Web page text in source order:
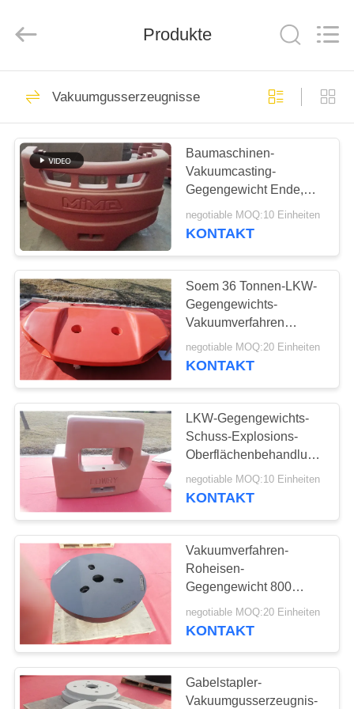
HAUS
PRODUKTE
ÜBER
UNS
FABRIK-
AUSFLUG
QUALITÄTSKONTROLLE
TRETEN
SIE
MIT
UNS
VERBINDUNG
NACHRICHTEN
FORDERN
SIE
EIN
ZITAT
Rights
by
Gussteile
Graue Eisengüsse
23
Fluglageanzeiger-
Castings
12
Gegengewicht
Produkte
Vakuumgusserzeugnisse
Baumaschinen-
Vakuumcasting-
Gegengewicht Ende,
welches die
ausreichende Kapazität
negotiable MOQ:10 Einheiten
KONTAKT
Soem 36 Tonnen-LKW-
Gegengewichts-
Vakuumverfahren
FC150 GG15 HT150 mit
der ausreichenden
negotiable MOQ:20 Einheiten
KONTAKT
LKW-Gegengewichts-
Schuss-Explosions-
Oberflächenbehandlung
Soem-Service des
Graueisen-GG150
negotiable MOQ:10 Einheiten
KONTAKT
Vakuumverfahren-
Roheisen-
Gegengewicht 800
Kilogramm Gewicht
FC150 GG15 HT150
negotiable MOQ:20 Einheiten
KONTAKT
Gabelstapler-
Vakuumgusserzeugnis-